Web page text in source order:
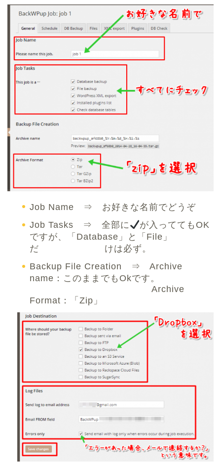
Job Name ⇒ お好きな名前でどうぞ
Job Tasks ⇒ 全部に
が入っててもOK
ですが、「Database」と「File」
だ けは必ず。
Backup File Creation ⇒ Archive
name：このままでもOkです。
Archive
Format：「Zip」